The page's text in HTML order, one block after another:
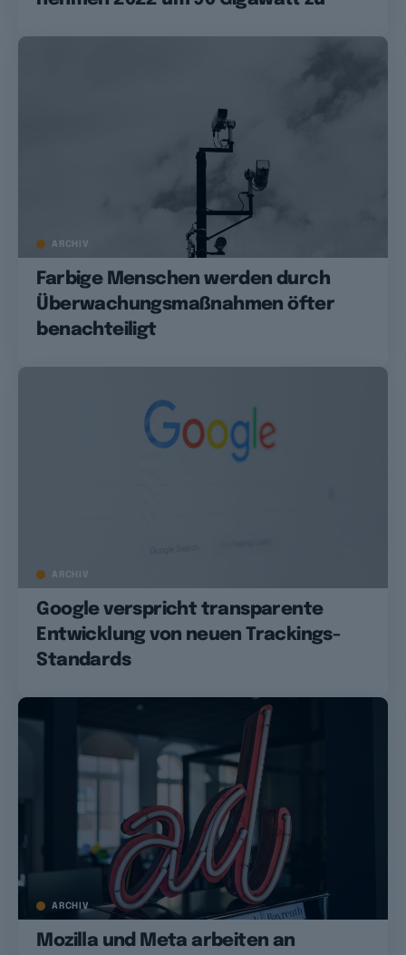
ARCHIV
Farbige Menschen werden durch
Überwachungsmaßnahmen öfter
benachteiligt
ARCHIV
Google verspricht transparente
Entwicklung von neuen Trackings-
Standards
ARCHIV
Mozilla und Meta arbeiten an